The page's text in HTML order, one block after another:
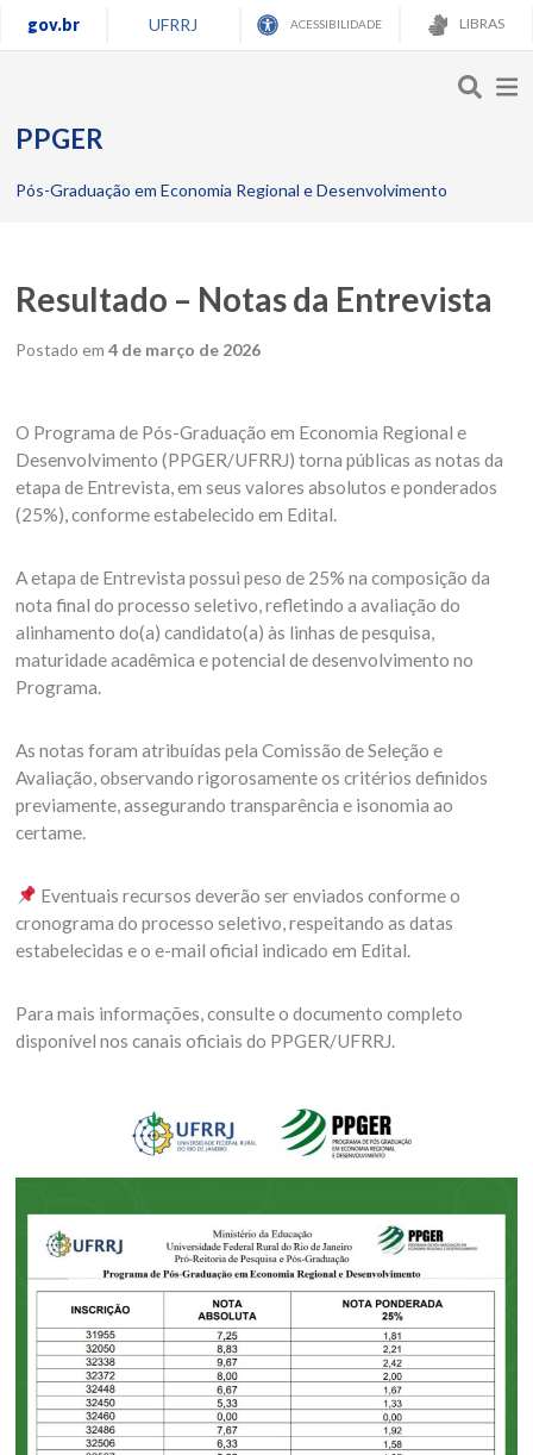
gov.br UFRRJ ACESSIBILIDADE LIBRAS
PPGER
Pós-Graduação em Economia Regional e Desenvolvimento
Resultado – Notas da Entrevista
Postado em4 de março de 2026
O Programa de Pós-Graduação em Economia Regional e
Desenvolvimento (PPGER/UFRRJ) torna públicas as notas da
etapa de Entrevista, em seus valores absolutos e ponderados
(25%), conforme estabelecido em Edital.
A etapa de Entrevista possui peso de 25% na composição da
nota final do processo seletivo, refletindo a avaliação do
alinhamento do(a) candidato(a) às linhas de pesquisa,
maturidade acadêmica e potencial de desenvolvimento no
Programa.
As notas foram atribuídas pela Comissão de Seleção e
Avaliação, observando rigorosamente os critérios definidos
previamente, assegurando transparência e isonomia ao
certame.
Eventuais recursos deverão ser enviados conforme o
cronograma do processo seletivo, respeitando as datas
estabelecidas e o e-mail oficial indicado em Edital.
Para mais informações, consulte o documento completo
disponível nos canais oficiais do PPGER/UFRRJ.